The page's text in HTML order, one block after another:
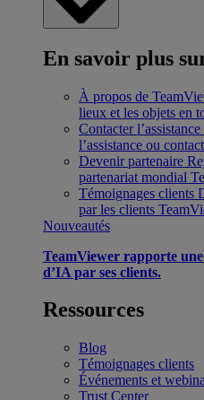
En savoir plus
À propos de
lieux et les objets en
Contacter l’assistance
l’assistance ou
Devenir partenaire
partenariat mondial
Témoignages clients
par les clients
Nouveautés
TeamViewer rapporte
d’IA par ses clients.
Ressources
Blog
Témoignages clients
Événements et
Trust Center